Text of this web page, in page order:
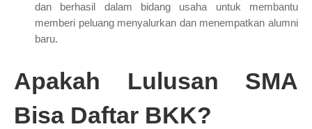
dan berhasil dalam bidang usaha untuk membantu
memberi peluang menyalurkan dan menempatkan alumni
baru.
Apakah Lulusan SMA
Bisa Daftar BKK?